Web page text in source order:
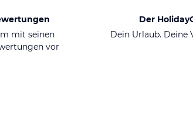
mit seinen
vor
Der
Dein Urlaub. Deine